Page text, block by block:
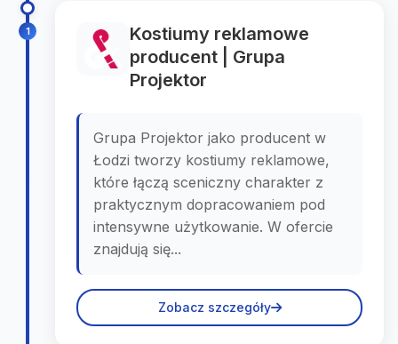
1
Kostiumy reklamowe
producent | Grupa
Projektor
Grupa Projektor jako producent w
Łodzi tworzy kostiumy reklamowe,
które łączą sceniczny charakter z
praktycznym dopracowaniem pod
intensywne użytkowanie. W ofercie
znajdują się...
Zobacz szczegóły